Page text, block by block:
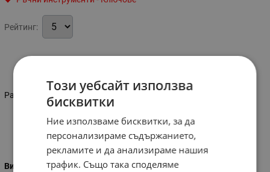
Рейтинг:
Размер: 6х7 мм
Характеристики
Вид на ключа
Този уебсайт използва
бисквитки
Ние използваме бисквитки, за да
персонализираме съдържанието,
рекламите и да анализираме нашия
трафик. Също така споделяме